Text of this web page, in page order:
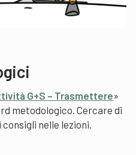
G+S – Trasmettere»
metodologico. Cercare di
nelle lezioni.